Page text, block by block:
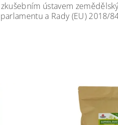
ústavem
a Rady (EU) 2018/